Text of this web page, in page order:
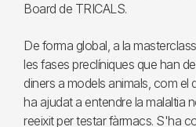
Board de TRICALS.
De forma global, a la
les fases preclíniques que han
diners a models animals, com el
ha ajudat a entendre la malaltia
reeixit per testar fàrmacs. S'ha